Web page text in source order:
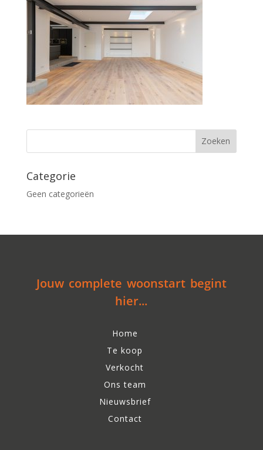
Categorie
Geen categorieën
Jouw complete woonstart begint
hier...
Home
Te koop
Verkocht
Ons team
Nieuwsbrief
Contact